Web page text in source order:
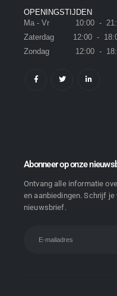
OPENINGSTIJDEN
Ma - Vr 10:00 -
Zaterdag 12:00 -
Zondag 12:00 -
Abonneer op onze
Ontvang alle informatie
en aanbiedingen. Schrijf je
nieuwsbrief.